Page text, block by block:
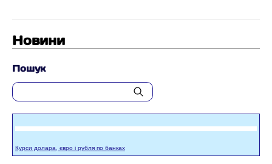
Новини
Пошук
Курси долара, євро і рубля по банках